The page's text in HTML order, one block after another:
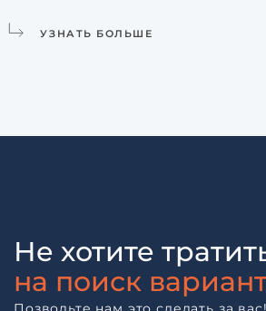
УЗНАТЬ БОЛЬШЕ
Не хотите
на поиск